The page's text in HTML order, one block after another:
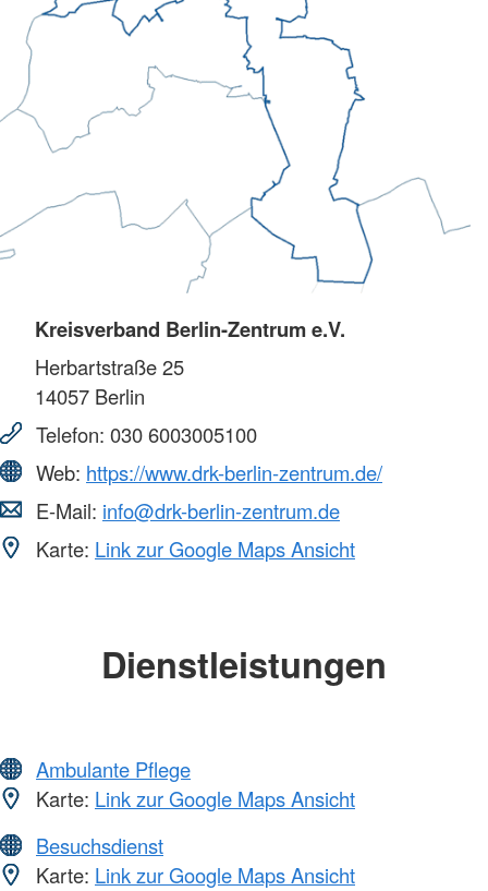
Kreisverband Berlin-Zentrum e.V.
Herbartstraße 25
14057 Berlin
Telefon: 030 6003005100
Web: https://www.drk-berlin-zentrum.de/
E-Mail: info@drk-berlin-zentrum.de
Karte: Link zur Google Maps Ansicht
Dienstleistungen
Ambulante Pflege
Karte: Link zur Google Maps Ansicht
Besuchsdienst
Karte: Link zur Google Maps Ansicht